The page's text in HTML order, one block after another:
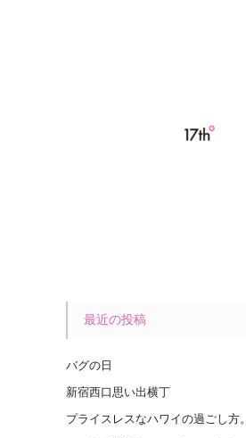
最近の投稿
バグの日
新宿西口思い出横丁
プライスレスなハワイの過ごし方。